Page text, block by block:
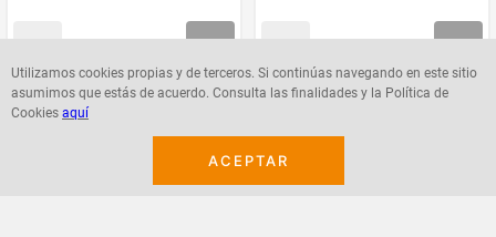
Utilizamos cookies propias y de terceros. Si continúas navegando en este sitio
asumimos que estás de acuerdo. Consulta las finalidades y la Política de
Cookies aquí
ACEPTAR